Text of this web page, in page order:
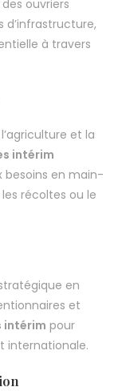
ouvriers
d’infrastructure,
à travers
et la
intérim
en main-
récoltes ou le
en
et
intérim pour
internationale.